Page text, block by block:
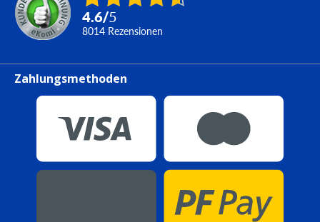
4.6/5
8014 Rezensionen
Zahlungsmethoden